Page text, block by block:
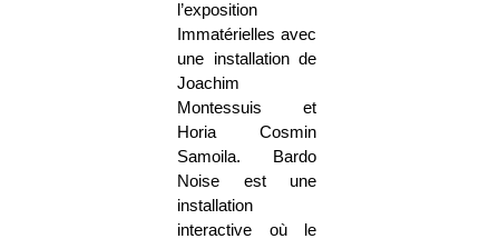
l’exposition
Immatérielles avec
une installation de
Joachim
Montessuis et
Horia Cosmin
Samoila. Bardo
Noise est une
installation
interactive où le